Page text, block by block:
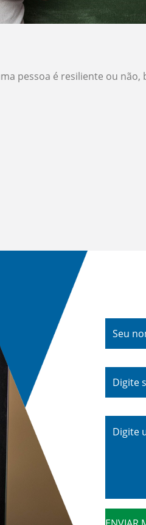
pessoa é resiliente ou não,